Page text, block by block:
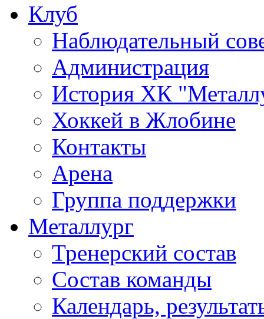
Клуб
Наблюдательный
Администрация
История ХК
Хоккей в Жлобине
Контакты
Арена
Группа поддержки
Металлург
Тренерский состав
Состав команды
Календарь,